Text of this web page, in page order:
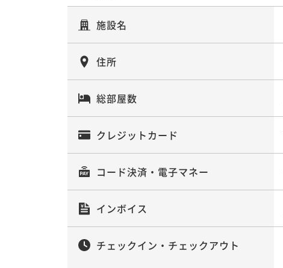
施設名
住所
総部屋数
クレジットカード
コード決済・電子マネー
インボイス
チェックイン・チェックアウト